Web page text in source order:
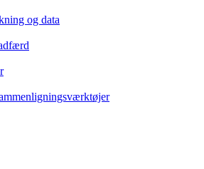
og data